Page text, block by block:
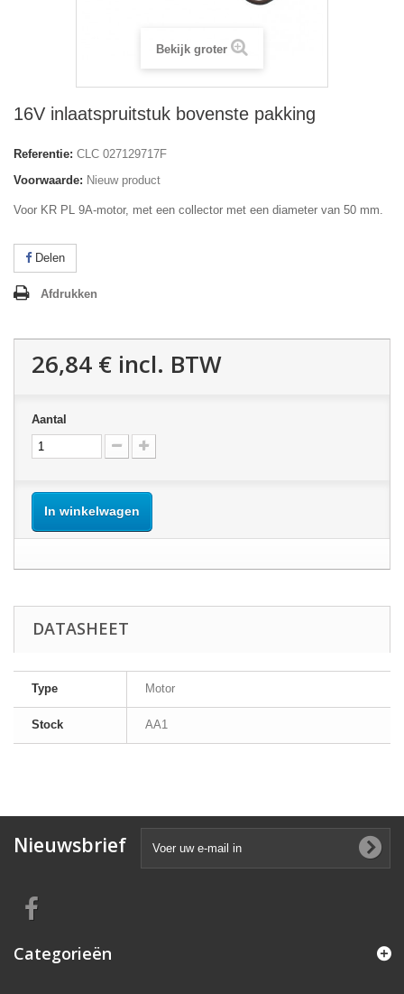
Bekijk groter
16V inlaatspruitstuk bovenste pakking
Referentie: CLC 027129717F
Voorwaarde: Nieuw product
Voor KR PL 9A-motor, met een collector met een diameter van 50 mm.
Delen
Afdrukken
26,84 € incl. BTW
Aantal
In winkelwagen
DATASHEET
Type Motor
Stock AA1
Nieuwsbrief
Categorieën